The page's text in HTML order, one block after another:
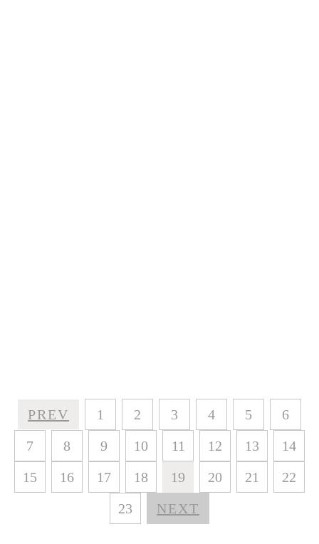
PREV 1 2 3 4 5
6
7
8 9 10 11 12 13
14
15
16 17 18 19 20 21
22
23
NEXT